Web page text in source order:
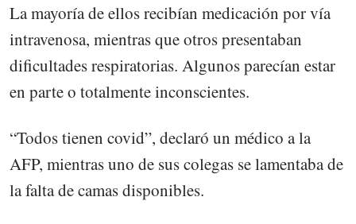
La mayoría de ellos recibían medicación por vía
intravenosa, mientras que otros presentaban
dificultades respiratorias. Algunos parecían estar
en parte o totalmente inconscientes.
“Todos tienen covid”, declaró un médico a la
AFP, mientras uno de sus colegas se lamentaba de
la falta de camas disponibles.